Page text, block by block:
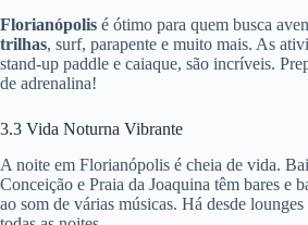
Florianópolis é ótimo para quem busca
trilhas, surf, parapente e muito mais. As
stand-up paddle e caiaque, são incríveis.
de adrenalina!
3.3 Vida Noturna Vibrante
A noite em Florianópolis é cheia de vida.
Conceição e Praia da Joaquina têm bares e
ao som de várias músicas. Há desde lounges